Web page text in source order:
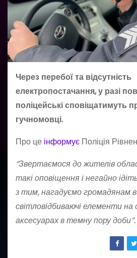
Через перебої та відсутність
електропостачання, у разі
поліцейські сповіщатимуть
гучномовці.
Про це інформує Поліція
“️Звертаємося до жителів
такі оповіщення і негайно
з тим, нагадуємо громадянам
світловідбиваючі елементи на
аксесуарах в темну пору доби”.